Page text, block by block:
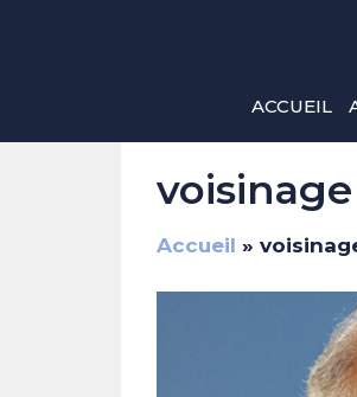
ACCUEIL
Accueil »